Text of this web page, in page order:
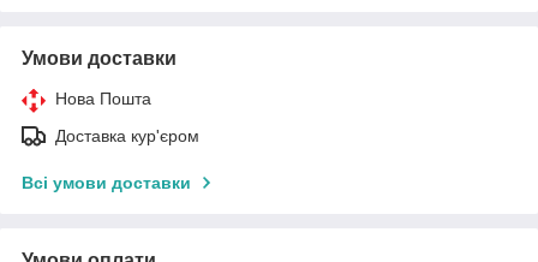
Умови доставки
Нова Пошта
Доставка кур'єром
Всі умови доставки